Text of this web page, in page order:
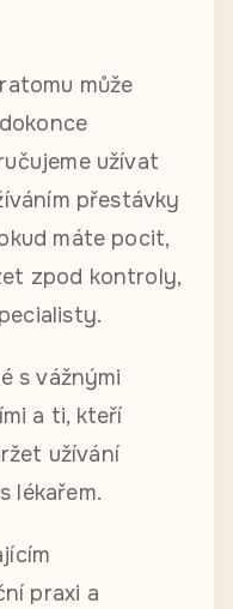
může
užívat
přestávky
máte pocit,
zpod kontroly,
s vážnými
a ti, kteří
užívání
lékařem.
praxi a